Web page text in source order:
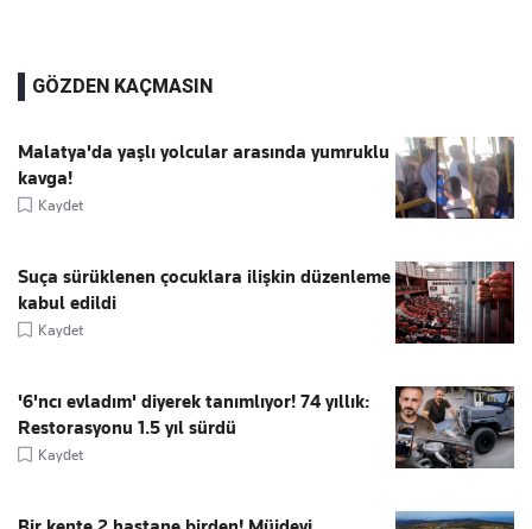
GÖZDEN KAÇMASIN
Malatya'da yaşlı yolcular arasında yumruklu
kavga!
Kaydet
Suça sürüklenen çocuklara ilişkin düzenleme
kabul edildi
Kaydet
'6'ncı evladım' diyerek tanımlıyor! 74 yıllık:
Restorasyonu 1.5 yıl sürdü
Kaydet